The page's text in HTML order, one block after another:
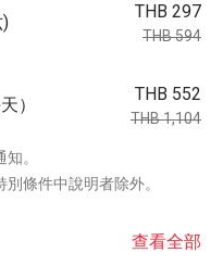
THB 297
THB 594
）
THB 552
THB 1,104
。
條件中說明者除外。
查看全部